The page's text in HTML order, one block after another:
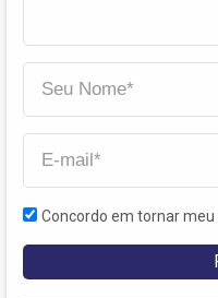
Concordo em tornar